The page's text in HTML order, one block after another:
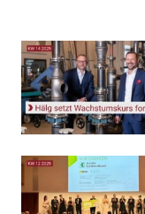
den
weiteren
Inhalt
auslassen
und
zum
Seitenende
springen?